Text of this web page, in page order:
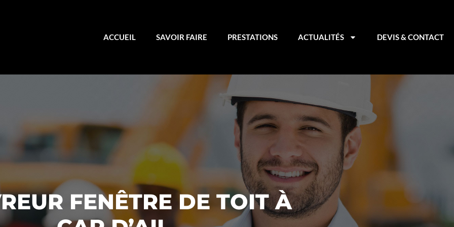
ACCUEIL SAVOIR FAIRE PRESTATIONS ACTUALITÉS DEVIS & CONTACT
FENÊTRE DE TOIT À